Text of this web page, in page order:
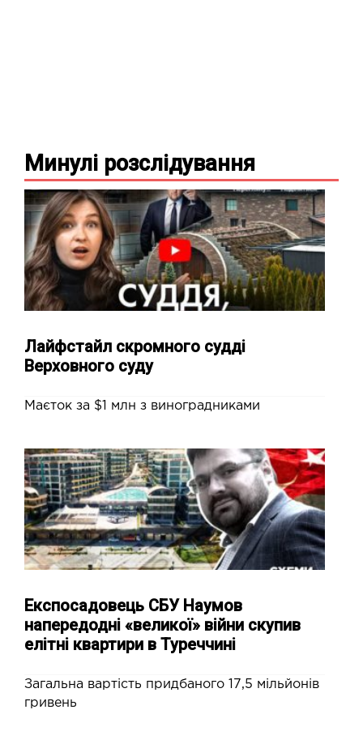
Минулі розслідування
Лайфстайл скромного судді
Верховного суду
Маєток за $1 млн з виноградниками
Експосадовець СБУ Наумов
напередодні «великої» війни скупив
елітні квартири в Туреччині
Загальна вартість придбаного 17,5 мільйонів
гривень